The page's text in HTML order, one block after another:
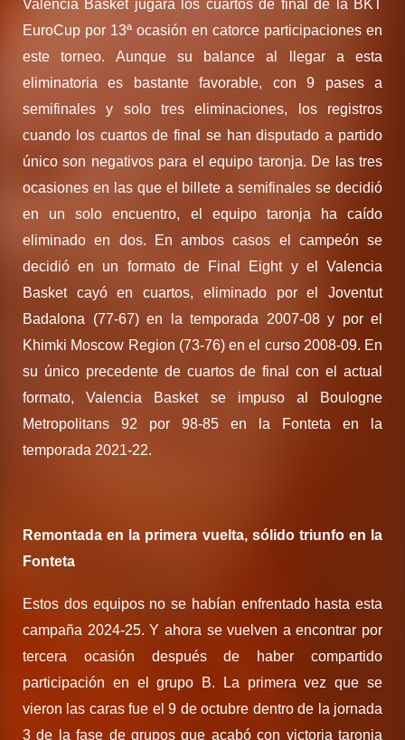
Valencia Basket jugará los cuartos de final de la BKT
EuroCup por 13ª ocasión en catorce participaciones en
este torneo. Aunque su balance al llegar a esta
eliminatoria es bastante favorable, con 9 pases a
semifinales y solo tres eliminaciones, los registros
cuando los cuartos de final se han disputado a partido
único son negativos para el equipo taronja. De las tres
ocasiones en las que el billete a semifinales se decidió
en un solo encuentro, el equipo taronja ha caído
eliminado en dos. En ambos casos el campeón se
decidió en un formato de Final Eight y el Valencia
Basket cayó en cuartos, eliminado por el Joventut
Badalona (77-67) en la temporada 2007-08 y por el
Khimki Moscow Region (73-76) en el curso 2008-09. En
su único precedente de cuartos de final con el actual
formato, Valencia Basket se impuso al Boulogne
Metropolitans 92 por 98-85 en la Fonteta en la
temporada 2021-22.
Remontada en la primera vuelta, sólido triunfo en la
Fonteta
Estos dos equipos no se habían enfrentado hasta esta
campaña 2024-25. Y ahora se vuelven a encontrar por
tercera ocasión después de haber compartido
participación en el grupo B. La primera vez que se
vieron las caras fue el 9 de octubre dentro de la jornada
3 de la fase de grupos que acabó con victoria taronja